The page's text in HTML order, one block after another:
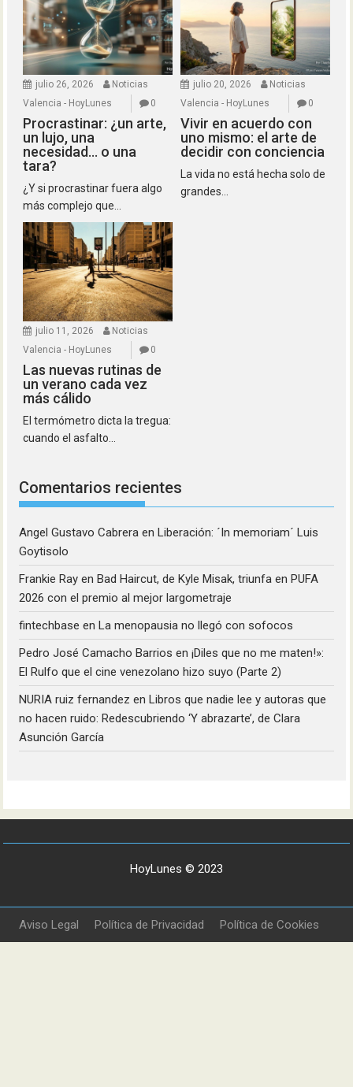
julio 26, 2026
Noticias
Valencia - HoyLunes
0
Procrastinar: ¿un arte,
un lujo, una
necesidad… o una
tara?
¿Y si procrastinar fuera algo
más complejo que...
julio 20, 2026
Noticias
Valencia - HoyLunes
0
Vivir en acuerdo con
uno mismo: el arte de
decidir con conciencia
La vida no está hecha solo de
grandes...
julio 11, 2026
Noticias
Valencia - HoyLunes
0
Las nuevas rutinas de
un verano cada vez
más cálido
El termómetro dicta la tregua:
cuando el asfalto...
Comentarios recientes
Angel Gustavo Cabrera enLiberación: ´In memoriam´ Luis
Goytisolo
Frankie Ray enBad Haircut, de Kyle Misak, triunfa en PUFA
2026 con el premio al mejor largometraje
fintechbase enLa menopausia no llegó con sofocos
Pedro José Camacho Barrios en¡Diles que no me maten!»:
El Rulfo que el cine venezolano hizo suyo (Parte 2)
NURIA ruiz fernandez enLibros que nadie lee y autoras que
no hacen ruido: Redescubriendo ‘Y abrazarte’, de Clara
Asunción García
HoyLunes © 2023
Aviso Legal Política de Privacidad Política de Cookies